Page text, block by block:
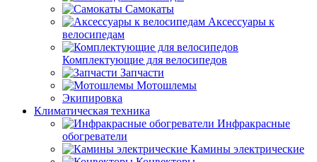
Самокаты
Аксессуары к
велосипедам
Комплектующие для велосипедов
Запчасти
Мотошлемы
Экипировка
Климатическая техника
Инфракрасные
обогреватели
Камины электрические